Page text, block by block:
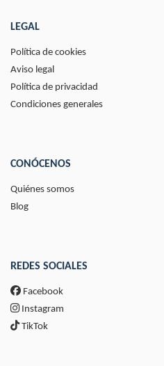
LEGAL
Política de cookies
Aviso legal
Política de privacidad
Condiciones generales
CONÓCENOS
Quiénes somos
Blog
REDES SOCIALES
Facebook
Instagram
TikTok